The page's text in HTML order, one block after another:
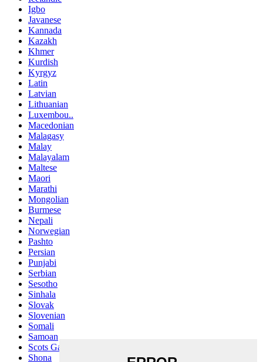
Igbo
Javanese
Kannada
Kazakh
Khmer
Kurdish
Kyrgyz
Latin
Latvian
Lithuanian
Luxembou..
Macedonian
Malagasy
Malay
Malayalam
Maltese
Maori
Marathi
Mongolian
Burmese
Nepali
Norwegian
Pashto
Persian
Punjabi
Serbian
Sesotho
Sinhala
Slovak
Slovenian
Somali
Samoan
Scots Gaelic
Shona